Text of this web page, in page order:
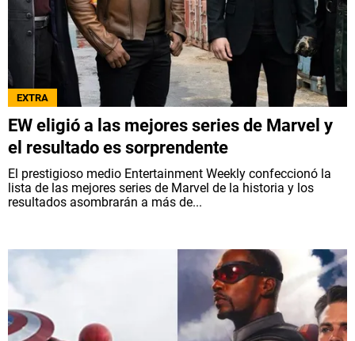
EXTRA
EW eligió a las mejores series de Marvel y
el resultado es sorprendente
El prestigioso medio Entertainment Weekly confeccionó la
lista de las mejores series de Marvel de la historia y los
resultados asombrarán a más de...